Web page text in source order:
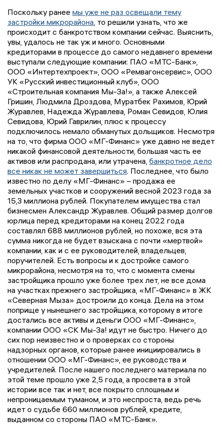
Поскольку ранее мы уже не раз освещали тему
застройки микрорайона, то решили узнать, что же
происходит с банкротством компании сейчас. Выяснить,
увы, удалось не так уж и много. Основными
кредиторами в процессе до самого недавнего времени
выступали следующие компании: ПАО «МТС-Банк»,
ООО «Интертехпроект», ООО «Ремвагонсервис», ООО
УК «Русский инвестиционный клуб», ООО
«Строительная компания Мы-За!», а также Алексей
Гришин, Людмила Дроздова, Муратбек Рахимов, Юрий
Журавлев, Надежда Журавлева, Роман Севидов, Юлия
Севидова, Юрий Гаврилин, плюс к процессу
подключилось немало обманутых дольщиков. Несмотря
на то, что фирма ООО «МГ-Финанс» уже давно не ведет
никакой финансовой деятельности, большая часть ее
активов или распродана, или утрачена, банкротное дело
все никак не может завершиться. Последнее, что было
известно по делу «МГ-Финанс» – продажа ее
земельных участков и сооружений весной 2023 года за
15,3 миллиона рублей. Покупателем имущества стал
бизнесмен Александр Журавлев. Общий размер долгов
юрлица перед кредиторами на конец 2022 года
составлял 688 миллионов рублей, но похоже, вся эта
сумма никогда не будет взыскана с почти «мертвой»
компании, как и с ее руководителей, владельцев,
поручителей. Есть вопросы и к достройке самого
микрорайона, несмотря на то, что с момента смены
застройщика прошло уже более трех лет, не все дома
на участках прежнего застройщика, «МГ-Финанс» в ЖК
«Северная Мыза» достроили до конца. Дела на этом
поприще у нынешнего застройщика, которому в итоге
достались все активы и деньги ООО «МГ-Финанс»,
компании ООО «СК Мы-За! идут не быстро. Ничего до
сих пор неизвестно и о проверках со стороны
надзорных органов, которые ранее инициировались в
отношении ООО «МГ-Финанс», ее руководства и
учредителей. После нашего последнего материала по
этой теме прошло уже 2,5 года, а просвета в этой
истории все так и нет, все покрыто сплошным и
непроницаемым туманом, и это неспроста, ведь речь
идет о судьбе 660 миллионов рублей, кредите,
выданном со стороны ПАО «МТС-Банк».